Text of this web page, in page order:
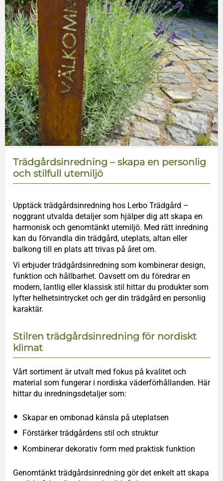
Trädgårdsinredning – skapa en personlig
och stilfull utemiljö
Upptäck trädgårdsinredning hos Lerbo Trädgård –
noggrant utvalda detaljer som hjälper dig att skapa en
harmonisk och genomtänkt utemiljö. Med rätt inredning
kan du förvandla din trädgård, uteplats, altan eller
balkong till en plats att trivas på året om.
Vi erbjuder trädgårdsinredning som kombinerar design,
funktion och hållbarhet. Oavsett om du föredrar en
modern, lantlig eller klassisk stil hittar du produkter som
lyfter helhetsintrycket och ger din trädgård en personlig
karaktär.
Stilren trädgårdsinredning för nordiskt
klimat
Vårt sortiment är utvalt med fokus på kvalitet och
material som fungerar i nordiska väderförhållanden. Här
hittar du inredningsdetaljer som:
Skapar en ombonad känsla på uteplatsen
Förstärker trädgårdens stil och struktur
Kombinerar dekorativ form med praktisk funktion
Genomtänkt trädgårdsinredning gör det enkelt att skapa